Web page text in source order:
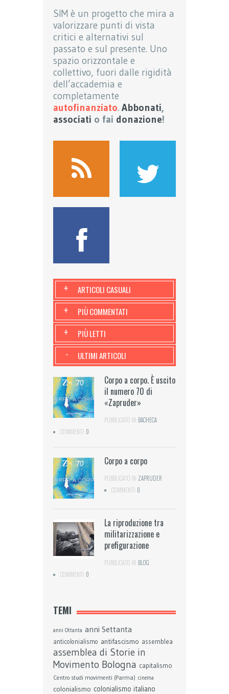
SIM è un progetto che mira a
valorizzare punti di vista
critici e alternativi sul
passato e sul presente. Uno
spazio orizzontale e
collettivo, fuori dalle rigidità
dell’accademia e
completamente
autofinanziato. Abbonati,
associati o fai donazione!
ARTICOLI CASUALI
+
PIÙ COMMENTATI
+
PIÙ LETTI
+
ULTIMI ARTICOLI
-
Corpo a corpo. È uscito
il numero 70 di
«Zapruder»
PUBBLICATO IN:BACHECA
COMMENTI:0
Corpo a corpo
PUBBLICATO IN:ZAPRUDER
COMMENTI:0
La riproduzione tra
militarizzazione e
prefigurazione
PUBBLICATO IN:BLOG
COMMENTI:0
TEMI
anni Ottanta anni Settanta
anticolonialismo antifascismo assemblea
assemblea di Storie in
Movimento Bologna capitalismo
Centro studi movimenti (Parma) cinema
colonialismo colonialismo italiano